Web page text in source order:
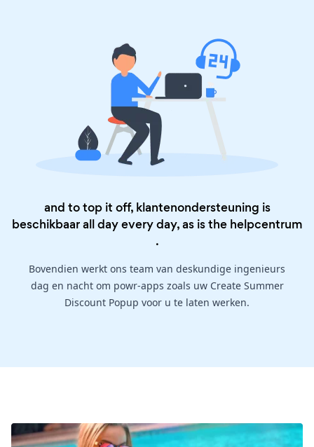
and to top it off, klantenondersteuning is
beschikbaar all day every day, as is the helpcentrum
.
Bovendien werkt ons team van deskundige ingenieurs
dag en nacht om powr-apps zoals uw Create Summer
Discount Popup voor u te laten werken.